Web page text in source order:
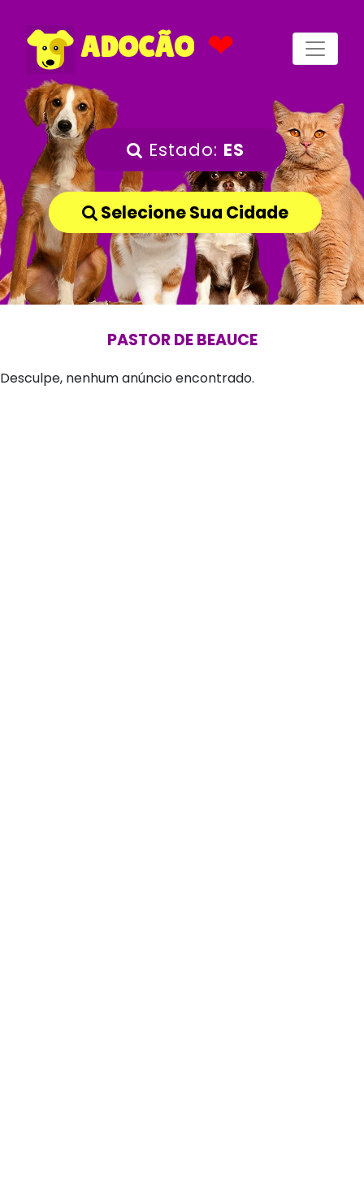
ADOCÃO ❤
Estado: ES
Selecione Sua Cidade
PASTOR DE BEAUCE
Desculpe, nenhum anúncio encontrado.